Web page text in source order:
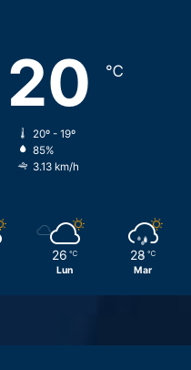
20 ℃
20º - 19º
85%
3.13 km/h
26 ℃
Lun
28 ℃
Mar